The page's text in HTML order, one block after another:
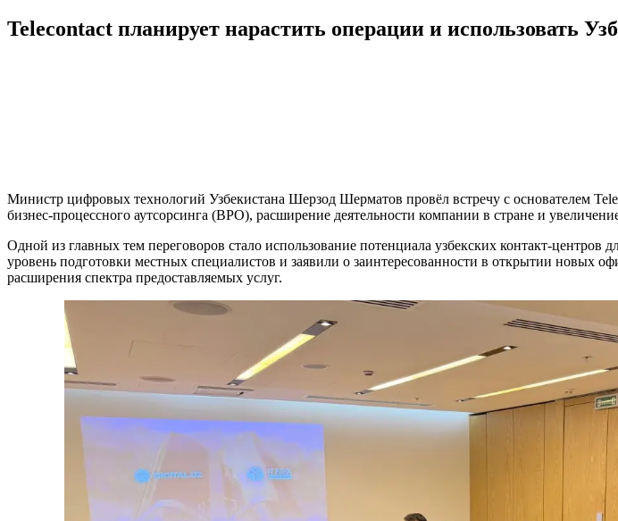
Telecontact планирует нарастить операции и использовать
Министр цифровых технологий Узбекистана Шерзод Шерматов провёл встречу с основателем
бизнес-процессного аутсорсинга (BPO), расширение деятельности компании в стране и
Одной из главных тем переговоров стало использование потенциала узбекских контакт-
уровень подготовки местных специалистов и заявили о заинтересованности в открытии новых
расширения спектра предоставляемых услуг.